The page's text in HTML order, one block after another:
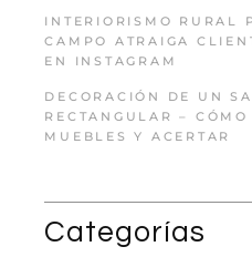
INTERIORISMO RURAL
CAMPO ATRAIGA
EN INSTAGRAM
DECORACIÓN DE UN
RECTANGULAR –
MUEBLES Y ACERTAR
Categorías